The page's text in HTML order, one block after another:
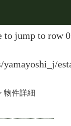
jump to row
物件詳細